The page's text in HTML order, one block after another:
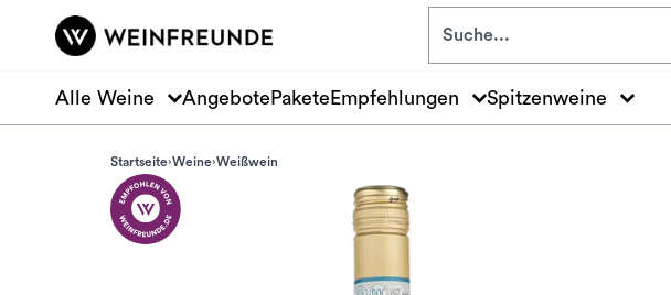
Zum Hauptinhalt springen
Alle Weine Angebote Pakete Empfehlungen Spitzenweine
Startseite Weine Weißwein